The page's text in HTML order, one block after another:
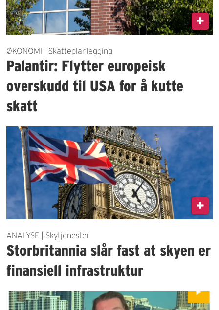
ØKONOMI | Skatteplanlegging
Palantir: Flytter europeisk
overskudd til USA for å kutte
skatt
ANALYSE | Skytjenester
Storbritannia slår fast at skyen er
finansiell infrastruktur